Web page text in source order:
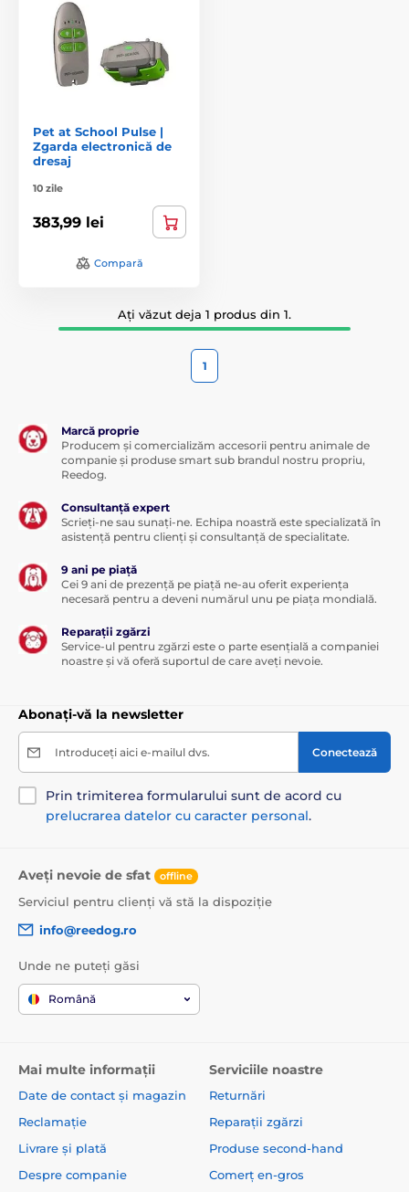
Pet at School Pulse |
Zgarda electronică de
dresaj
10 zile
383,99 lei
Compară
Ați văzut deja 1 produs din 1.
1
Marcă proprie
Producem și comercializăm accesorii pentru animale de
companie și produse smart sub brandul nostru propriu,
Reedog.
Consultanță expert
Scrieți-ne sau sunați-ne. Echipa noastră este specializată în
asistență pentru clienți și consultanță de specialitate.
9 ani pe piață
Cei 9 ani de prezență pe piață ne-au oferit experiența
necesară pentru a deveni numărul unu pe piața mondială.
Reparații zgărzi
Service-ul pentru zgărzi este o parte esențială a companiei
noastre și vă oferă suportul de care aveți nevoie.
Abonați-vă la newsletter
Introduceți aici e-mailul dvs. Conectează
Prin trimiterea formularului sunt de acord cu
prelucrarea datelor cu caracter personal.
Aveți nevoie de sfat offline
Serviciul pentru clienți vă stă la dispoziție
info@reedog.ro
Unde ne puteți găsi
Română
Mai multe informații
Date de contact și magazin
Reclamație
Livrare și plată
Despre companie
Serviciile noastre
Returnări
Reparații zgărzi
Produse second-hand
Comerț en-gros